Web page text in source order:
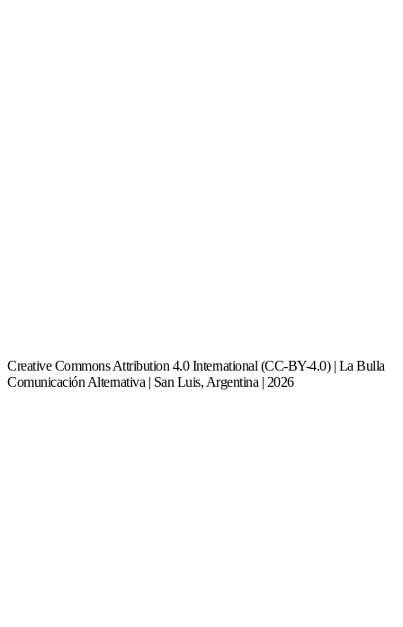
Creative Commons Attribution 4.0 International (CC-BY-4.0) | La Bulla
Comunicación Alternativa | San Luis, Argentina | 2026